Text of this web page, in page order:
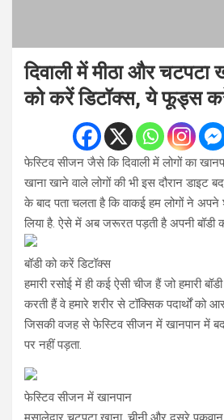
दिवाली में मीठा और चटपटा
को करें डिटॉक्स, ये फूड्स
फेस्टिव सीजन जैसे कि दिवाली में लोगों का
खाना खाने वाले लोगों की भी इस दौरान डाइट
के बाद पता चलता है कि वाकई हम लोगों ने
लिया है. ऐसे में अब जरूरत पड़ती है अपनी बॉडी
बॉडी को करें डिटॉक्स
हमारी रसोई में ही कई ऐसी चीज हैं जो हमारी
करती हैं वे हमारे शरीर से टॉक्सिक पदार्थों को
जिसकी वजह से फेस्टिव सीजन में खानपान में
पर नहीं पड़ता.
फेस्टिव सीजन में खानपान